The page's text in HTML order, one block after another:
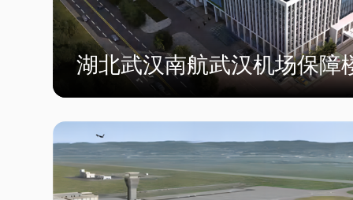
湖北武汉南航武汉机场保障